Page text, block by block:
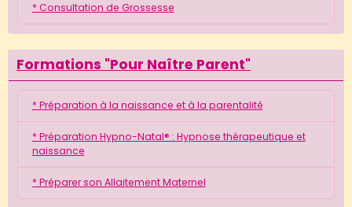
* Consultation de Grossesse
Formations "Pour Naître Parent"
* Préparation à la naissance et à la parentalité
* Préparation Hypno-Natal® : Hypnose thérapeutique et
naissance
* Préparer son Allaitement Maternel